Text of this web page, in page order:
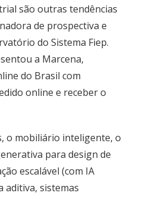
são outras tendências
de prospectiva e
do Sistema Fiep.
a Marcena,
do Brasil com
online e receber o
o mobiliário inteligente, o
para design de
escalável (com IA
aditiva, sistemas